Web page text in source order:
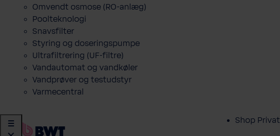
Omvendt osmose (RO-anlæg)
Poolteknologi
Snavsfilter
Styring og doseringspumpe
Ultrafiltrering (UF-filtre)
Vandautomat og vandkøler
Vandprøver og testudstyr
Varmecentral
Shop Privat